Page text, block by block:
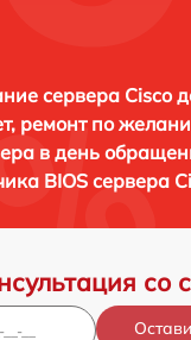
сервера Cisco
ремонт по
в день
BIOS сервера
со